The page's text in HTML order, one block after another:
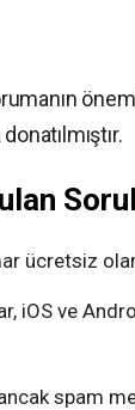
ücretsiz
iOS ve
ancak spam